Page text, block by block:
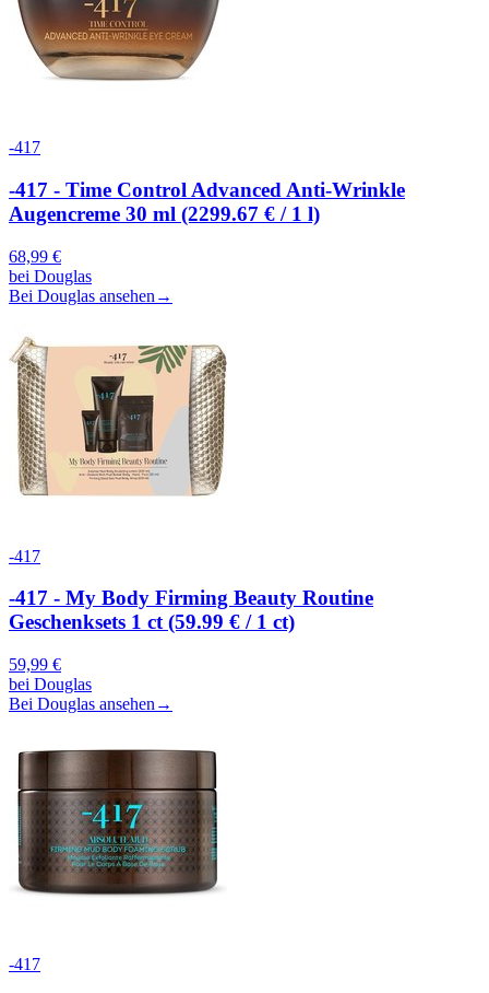
-417
-417 - Time Control Advanced Anti-Wrinkle
Augencreme 30 ml (2299.67 € / 1 l)
68,99 €
bei Douglas
Bei Douglas ansehen →
-417
-417 - My Body Firming Beauty Routine
Geschenksets 1 ct (59.99 € / 1 ct)
59,99 €
bei Douglas
Bei Douglas ansehen →
-417